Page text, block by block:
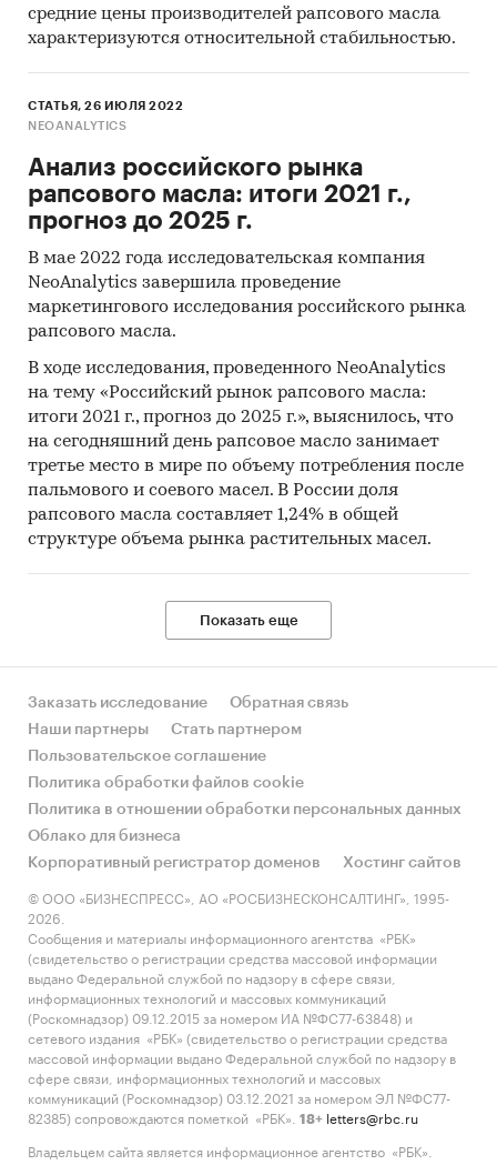
средние цены производителей рапсового масла
характеризуются относительной стабильностью.
СТАТЬЯ, 26 ИЮЛЯ 2022
NEOANALYTICS
Анализ российского рынка
рапсового масла: итоги 2021 г.,
прогноз до 2025 г.
В мае 2022 года исследовательская компания
NeoAnalytics завершила проведение
маркетингового исследования российского рынка
рапсового масла.
В ходе исследования, проведенного NeoAnalytics
на тему «Российский рынок рапсового масла:
итоги 2021 г., прогноз до 2025 г.», выяснилось, что
на сегодняшний день рапсовое масло занимает
третье место в мире по объему потребления после
пальмового и соевого масел. В России доля
рапсового масла составляет 1,24% в общей
структуре объема рынка растительных масел.
Показать еще
Заказать исследование
Обратная связь
Наши партнеры
Стать партнером
Пользовательское соглашение
Политика обработки файлов cookie
Политика в отношении обработки персональных данных
Облако для бизнеса
Корпоративный регистратор доменов
Хостинг сайтов
© ООО «БИЗНЕСПРЕСС», АО «РОСБИЗНЕСКОНСАЛТИНГ», 1995-
2026.
Сообщения и материалы информационного агентства «РБК»
(свидетельство о регистрации средства массовой информации
выдано Федеральной службой по надзору в сфере связи,
информационных технологий и массовых коммуникаций
(Роскомнадзор) 09.12.2015 за номером ИА №ФС77-63848) и
сетевого издания «РБК» (свидетельство о регистрации средства
массовой информации выдано Федеральной службой по надзору в
сфере связи, информационных технологий и массовых
коммуникаций (Роскомнадзор) 03.12.2021 за номером ЭЛ №ФС77-
82385) сопровождаются пометкой «РБК».
18+ letters@rbc.ru
Владельцем сайта является информационное агентство «РБК».